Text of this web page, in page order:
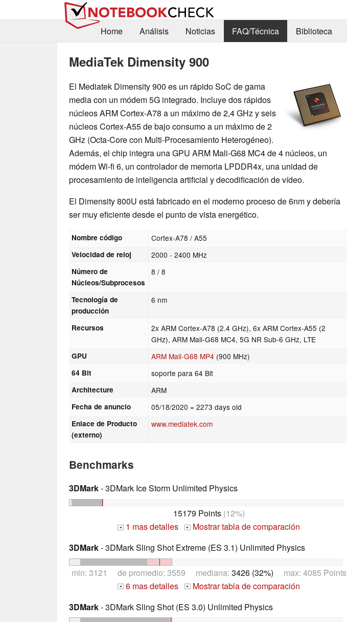
Home
Análisis Noticias FAQ/Técnica Biblioteca
MediaTek Dimensity 900
El Mediatek Dimensity 900 es un rápido SoC de gama
media con un módem 5G integrado. Incluye dos rápidos
núcleos ARM Cortex-A78 a un máximo de 2,4 GHz y seis
núcleos Cortex-A55 de bajo consumo a un máximo de 2
GHz (Octa-Core con Multi-Procesamiento Heterogéneo).
Además, el chip integra una GPU ARM Mali-G68 MC4 de 4 núcleos, un
módem Wi-fi 6, un controlador de memoria LPDDR4x, una unidad de
procesamiento de inteligencia artificial y decodificación de vídeo.
El Dimensity 800U está fabricado en el moderno proceso de 6nm y debería
ser muy eficiente desde el punto de vista energético.
Nombre código Cortex-A78 / A55
Velocidad de reloj 2000 - 2400 MHz
Número de
Núcleos/Subprocesos
8 / 8
Tecnología de
producción
6 nm
Recursos
2x ARM Cortex-A78 (2.4 GHz), 6x ARM Cortex-A55 (2
GHz), ARM Mali-G68 MC4, 5G NR Sub-6 GHz, LTE
GPU ARM Mali-G68 MP4 (900 MHz)
64 Bit soporte para 64 Bit
Architecture ARM
Fecha de anuncio 05/18/2020 = 2273 days old
Enlace de Producto
(externo)
www.mediatek.com
Benchmarks
3DMark- 3DMark Ice Storm Unlimited Physics
15179 Points(12%)
+ 1 mas detalles + Mostrar tabla de comparación
3DMark- 3DMark Sling Shot Extreme (ES 3.1) Unlimited Physics
min: 3121 de promedio: 3559 mediana: 3426 (32%) max: 4085 Points
+ 6 mas detalles + Mostrar tabla de comparación
3DMark- 3DMark Sling Shot (ES 3.0) Unlimited Physics